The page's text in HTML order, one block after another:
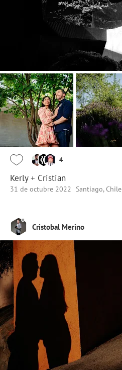
4
Kerly + Cristian
31 de octubre 2022 Santiago, Chile
Cristobal Merino